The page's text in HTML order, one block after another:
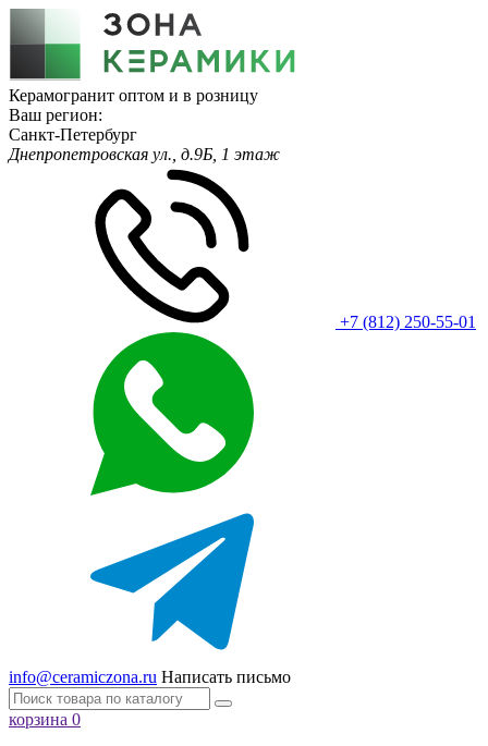
Керамогранит оптом и в розницу
Ваш регион:
Санкт-Петербург
Днепропетровская ул., д.9Б, 1 этаж
+7 (812) 250-55-01
info@ceramiczona.ru Написать письмо
корзина 0